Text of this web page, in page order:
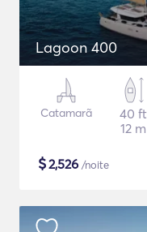
Lagoon 400
Catamarã
40 ft
12 m
$2,526 /noite